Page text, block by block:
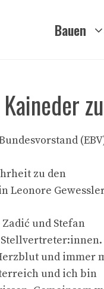
Bauen
zu den
Leonore
und Stefan
und immer
und ich bin